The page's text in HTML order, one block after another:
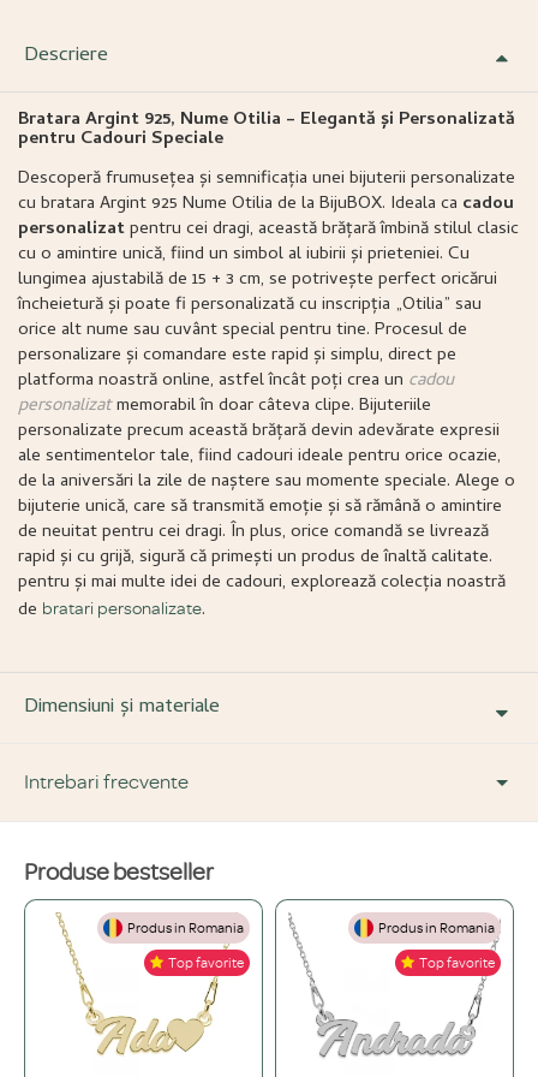
Descriere
Bratara Argint 925, Nume Otilia – Elegantă și Personalizată
pentru Cadouri Speciale
Descoperă frumusețea și semnificația unei bijuterii personalizate
cu bratara Argint 925 Nume Otilia de la BijuBOX. Ideala ca cadou
personalizatpentru cei dragi, această brățară îmbină stilul clasic
cu o amintire unică, fiind un simbol al iubirii și prieteniei. Cu
lungimea ajustabilă de 15 + 3 cm, se potrivește perfect oricărui
încheietură și poate fi personalizată cu inscripția „Otilia” sau
orice alt nume sau cuvânt special pentru tine. Procesul de
personalizare și comandare este rapid și simplu, direct pe
platforma noastră online, astfel încât poți crea un cadou
personalizatmemorabil în doar câteva clipe. Bijuteriile
personalizate precum această brățară devin adevărate expresii
ale sentimentelor tale, fiind cadouri ideale pentru orice ocazie,
de la aniversări la zile de naștere sau momente speciale. Alege o
bijuterie unică, care să transmită emoție și să rămână o amintire
de neuitat pentru cei dragi. În plus, orice comandă se livrează
rapid și cu grijă, sigură că primești un produs de înaltă calitate.
pentru și mai multe idei de cadouri, explorează colecția noastră
de bratari personalizate.
Dimensiuni și materiale
Intrebari frecvente
DESPRE PRODUS ȘI MATERIALE
Din ce materiale sunt fabricate bijuteriile voastre?
Folosim doar materiale de înaltă calitate, atent selecționate: Argint 925,
Aur de 14K și Oțel inoxidabil.
Ce înseamnă o bijuterie "placată" și care este diferența față de una din
aur masiv?
Produse bestseller
Produs in Romania
Top favorite
Produs in Romania
Top favorite